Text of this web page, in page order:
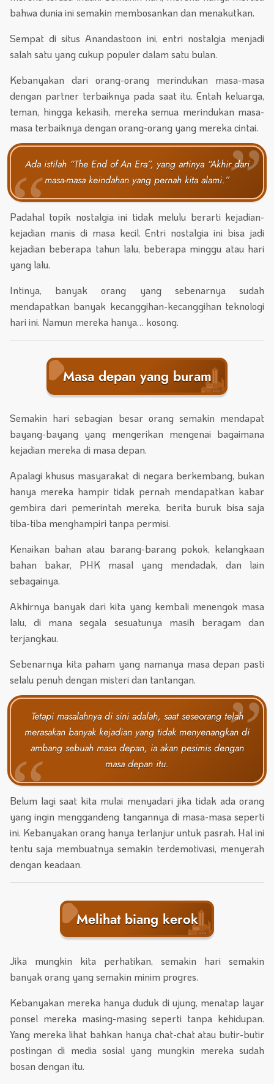
bahwa dunia ini semakin membosankan dan menakutkan.
Sempat di situs Anandastoon ini, entri nostalgia menjadi
salah satu yang cukup populer dalam satu bulan.
Kebanyakan dari orang-orang merindukan masa-masa
dengan partner terbaiknya pada saat itu. Entah keluarga,
teman, hingga kekasih, mereka semua merindukan masa-
masa terbaiknya dengan orang-orang yang mereka cintai.
Ada istilah “The End of An Era”, yang artinya “Akhir dari
masa-masa keindahan yang pernah kita alami.”
Padahal topik nostalgia ini tidak melulu berarti kejadian-
kejadian manis di masa kecil. Entri nostalgia ini bisa jadi
kejadian beberapa tahun lalu, beberapa minggu atau hari
yang lalu.
Intinya, banyak orang yang sebenarnya sudah
mendapatkan banyak kecanggihan-kecanggihan teknologi
hari ini. Namun mereka hanya… kosong.
Masa depan yang buram
Semakin hari sebagian besar orang semakin mendapat
bayang-bayang yang mengerikan mengenai bagaimana
kejadian mereka di masa depan.
Apalagi khusus masyarakat di negara berkembang, bukan
hanya mereka hampir tidak pernah mendapatkan kabar
gembira dari pemerintah mereka, berita buruk bisa saja
tiba-tiba menghampiri tanpa permisi.
Kenaikan bahan atau barang-barang pokok, kelangkaan
bahan bakar, PHK masal yang mendadak, dan lain
sebagainya.
Akhirnya banyak dari kita yang kembali menengok masa
lalu, di mana segala sesuatunya masih beragam dan
terjangkau.
Sebenarnya kita paham yang namanya masa depan pasti
selalu penuh dengan misteri dan tantangan.
Tetapi masalahnya di sini adalah, saat seseorang telah
merasakan banyak kejadian yang tidak menyenangkan di
ambang sebuah masa depan, ia akan pesimis dengan
masa depan itu.
Belum lagi saat kita mulai menyadari jika tidak ada orang
yang ingin menggandeng tangannya di masa-masa seperti
ini. Kebanyakan orang hanya terlanjur untuk pasrah. Hal ini
tentu saja membuatnya semakin terdemotivasi, menyerah
dengan keadaan.
Melihat biang kerok
Jika mungkin kita perhatikan, semakin hari semakin
banyak orang yang semakin minim progres.
Kebanyakan mereka hanya duduk di ujung, menatap layar
ponsel mereka masing-masing seperti tanpa kehidupan.
Yang mereka lihat bahkan hanya chat-chat atau butir-butir
postingan di media sosial yang mungkin mereka sudah
bosan dengan itu.